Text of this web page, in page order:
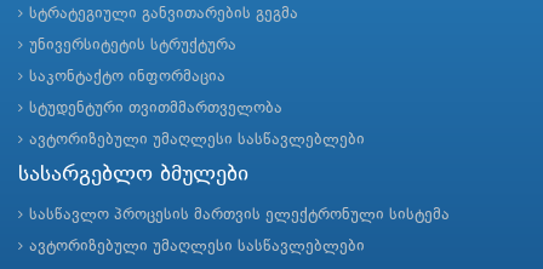
სტრატეგიული განვითარების გეგმა
უნივერსიტეტის სტრუქტურა
საკონტაქტო ინფორმაცია
სტუდენტური თვითმმართველობა
ავტორიზებული უმაღლესი სასწავლებლები
სასარგებლო ბმულები
სასწავლო პროცესის მართვის ელექტრონული სისტემა
ავტორიზებული უმაღლესი სასწავლებლები